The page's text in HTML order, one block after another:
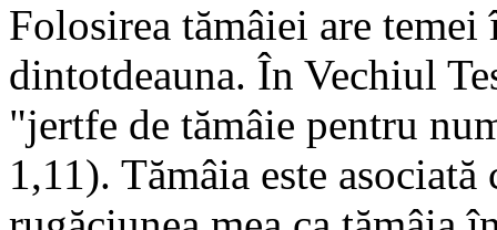
Folosirea tămâiei are
dintotdeauna. În Vechiul
"jertfe de tămâie pentru
1,11). Tămâia este